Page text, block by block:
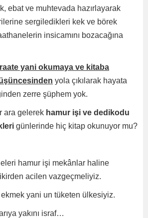
ebat ve muhtevada hazırlayarak
sergiledikleri kek ve börek
insicamını bozacağına
yani okumaya ve kitaba
yola çıkılarak hayata
zerre şüphem yok.
ara gelerek hamur işi ve dedikodu
günlerinde hiç kitap okunuyor mu?
hamur işi mekânlar haline
acilen vazgeçmeliyiz.
yani un tüketen ülkesiyiz.
yakını israf…